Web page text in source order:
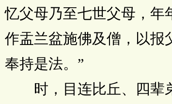
忆父母乃至七世父母，年
作盂兰盆施佛及僧，以报
奉持是法。”
时，目连比丘、四辈弟